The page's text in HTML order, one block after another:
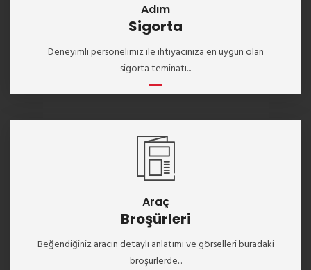
Adım
Sigorta
Deneyimli personelimiz ile ihtiyacınıza en uygun olan
sigorta teminatı...
Araç
Broşürleri
Beğendiğiniz aracın detaylı anlatımı ve görselleri buradaki
broşürlerde...